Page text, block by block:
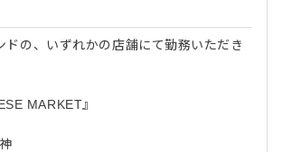
ドの、いずれかの店舗にて勤務いただき
MARKET』